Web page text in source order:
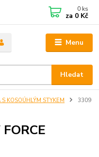
Menu
Hledat
0 ks
za 0 Kč
KOSOÚHLÝM STYKEM
3309